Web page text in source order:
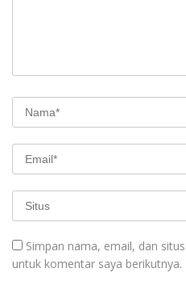
Simpan nama, email, dan
untuk komentar saya berikutnya.